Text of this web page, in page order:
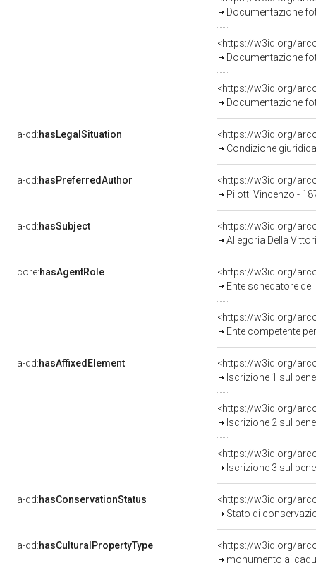
Documentazione
Documentazione
Documentazione
a-cd:hasLegalSituation
Condizione
a-cd:hasPreferredAuthor
<https://w3id.org/
Pilotti Vincenzo -
a-cd:hasSubject
<https://w3id.org/
Allegoria Della
core:hasAgentRole
<https://w3id.org/
Ente schedatore del
<https://w3id.org/
Ente competente per tutela
a-dd:hasAffixedElement
<https://w3id.org/
Iscrizione 1 sul
<https://w3id.org/
Iscrizione 2 sul
<https://w3id.org/
Iscrizione 3 sul
a-dd:hasConservationStatus
<https://w3id.org/
Stato di
a-dd:hasCulturalPropertyType
<https://w3id.org/
monumento ai